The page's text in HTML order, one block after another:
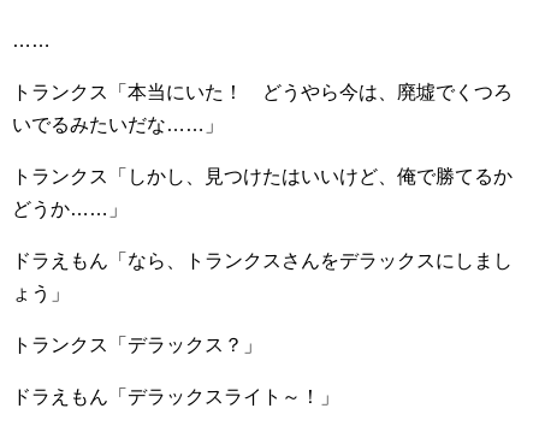
……
トランクス「本当にいた！ どうやら今は、廃墟でくつろ
いでるみたいだな……」
トランクス「しかし、見つけたはいいけど、俺で勝てるか
どうか……」
ドラえもん「なら、トランクスさんをデラックスにしまし
ょう」
トランクス「デラックス？」
ドラえもん「デラックスライト～！」